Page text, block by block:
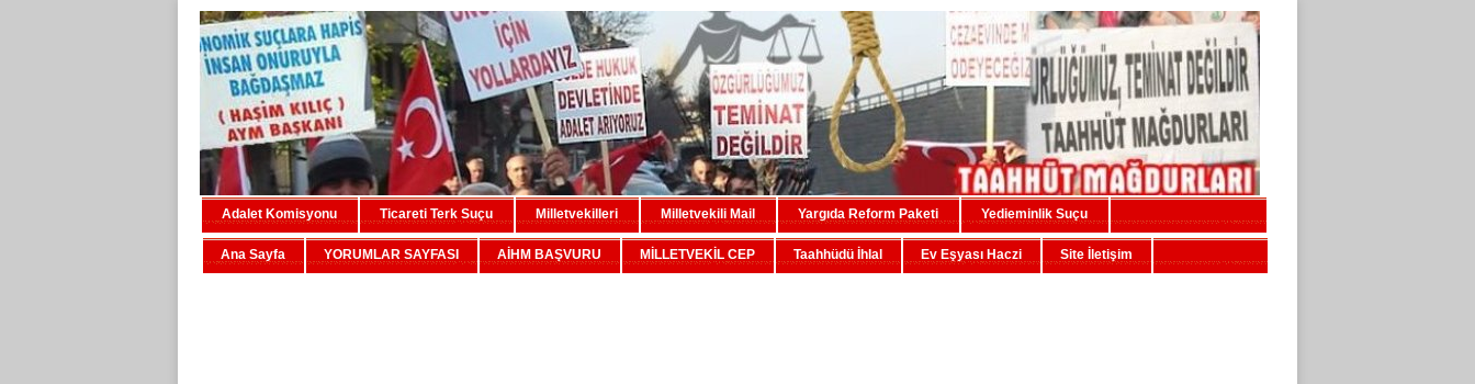
Adalet Komisyonu Ticareti Terk Suçu Milletvekilleri Milletvekili Mail Yargıda Reform Paketi Yedieminlik Suçu
Ana Sayfa YORUMLAR SAYFASI AİHM BAŞVURU MİLLETVEKİL CEP Taahhüdü İhlal Ev Eşyası Haczi Site İletişim